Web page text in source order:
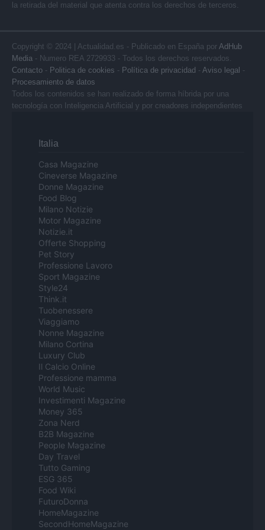
la retirada del material que atenta contra los derechos de terceros.
Copyright © 2024 | Actualidad.es - Publicado en España por AdHub
Media - Numero REA 2729933 - Todos los derechos reservados.
Contacto - Politica de cookies - Política de privacidad - Aviso legal -
Procesamiento de datos
Todos los contenidos se han realizado de forma híbrida por una
tecnología con Inteligencia Artificial y por creadores independientes
Italia
Casa Magazine
Cineverse Magazine
Donne Magazine
Food Blog
Milano Notizie
Motor Magazine
Notizie.it
Offerte Shopping
Pet Story
Professione Lavoro
Sport Magazine
Style24
Think.it
Tuobenessere
Viaggiamo
Nonne Magazine
Milano Cortina
Luxury Club
Il Calcio Online
Professione mamma
World Music
Investimenti Magazine
Money 365
Zona Nerd
B2B Magazine
People Magazine
Day Travel
Tutto Gaming
ESG 365
Food Wiki
FuturoDonna
HomeMagazine
SecondHomeMagazine